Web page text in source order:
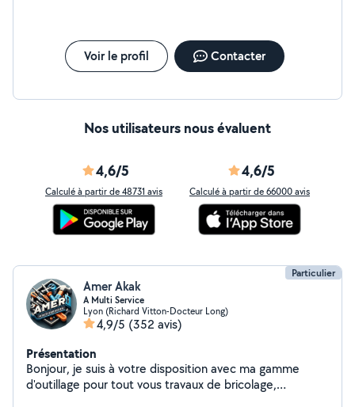
Voir le profil Contacter
Nos utilisateurs nous évaluent
4,6/5
Calculé à partir de 48731 avis
4,6/5
Calculé à partir de 66000 avis
Particulier
Amer Akak
A Multi Service
Lyon (Richard Vitton-Docteur Long)
4,9/5 (352 avis)
Présentation
Bonjour, je suis à votre disposition avec ma gamme
d'outillage pour tout vous travaux de bricolage,